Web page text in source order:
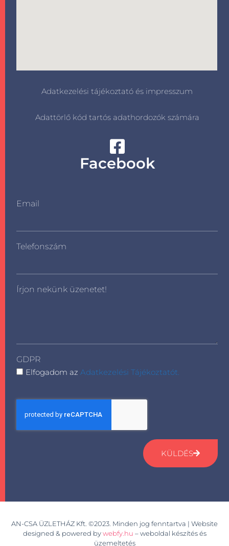
Adatkezelési tájékoztató és impresszum
Adattörlő kód tartós adathordozók számára
Facebook
Email
Telefonszám
Írjon nekünk üzenetet!
GDPR
Elfogadom azAdatkezelési Tájékoztatót.
KÜLDÉS
AN-CSA ÜZLETHÁZ Kft. ©2023. Minden jog fenntartva | Website
designed & powered by webfy.hu – weboldal készítés és
üzemeltetés